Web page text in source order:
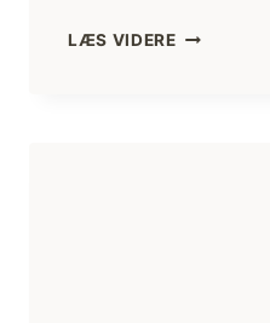
LÆS VIDERESOLCELLER